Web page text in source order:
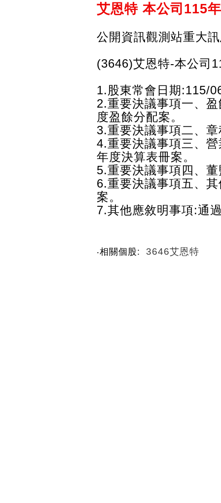
艾恩特 本公司115
公開資訊觀測站重大
(3646)艾恩特-本公司
1.股東常會日期:115/
2.重要決議事項一、
度盈餘分配案。
3.重要決議事項二、
4.重要決議事項三、
年度決算表冊案。
5.重要決議事項四、
6.重要決議事項五、
案。
7.其他應敘明事項:通
‧相關個股: 3646艾恩特